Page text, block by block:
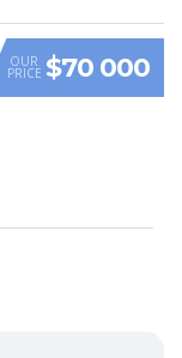
OUR
PRICE $70 000